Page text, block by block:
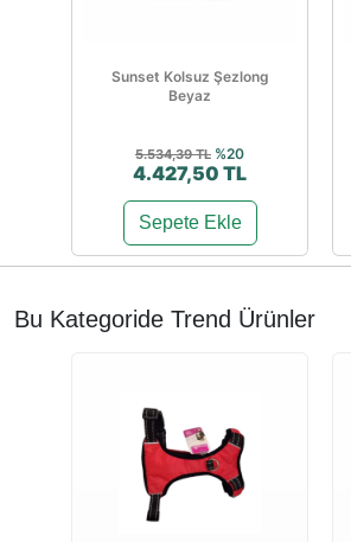
Sunset Kolsuz Şezlong
Beyaz
5.534,39 TL %20
4.427,50 TL
Sepete Ekle
Bu Kategoride Trend Ürünler